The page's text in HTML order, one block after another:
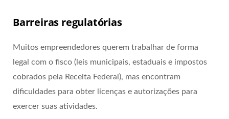
Barreiras regulatórias
Muitos empreendedores querem trabalhar de forma
legal com o fisco (leis municipais, estaduais e impostos
cobrados pela Receita Federal), mas encontram
dificuldades para obter licenças e autorizações para
exercer suas atividades.